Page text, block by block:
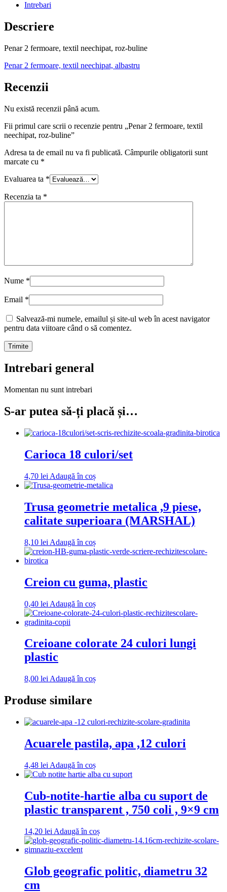
Intrebari
Descriere
Penar 2 fermoare, textil neechipat, roz-buline
Penar 2 fermoare, textil neechipat, albastru
Recenzii
Nu există recenzii până acum.
Fii primul care scrii o recenzie pentru „Penar 2 fermoare, textil
neechipat, roz-buline”
Adresa ta de email nu va fi publicată. Câmpurile obligatorii sunt
marcate cu *
Evaluarea ta *
Recenzia ta *
Nume *
Email *
Salvează-mi numele, emailul și site-ul web în acest navigator
pentru data viitoare când o să comentez.
Intrebari general
Momentan nu sunt intrebari
S-ar putea să-ți placă și…
Carioca 18 culori/set
4,70 lei Adaugă în coș
Trusa geometrie metalica ,9 piese,
calitate superioara (MARSHAL)
8,10 lei Adaugă în coș
Creion cu guma, plastic
0,40 lei Adaugă în coș
Creioane colorate 24 culori lungi
plastic
8,00 lei Adaugă în coș
Produse similare
Acuarele pastila, apa ,12 culori
4,48 lei Adaugă în coș
Cub-notite-hartie alba cu suport de
plastic transparent , 750 coli , 9×9 cm
14,20 lei Adaugă în coș
Glob geografic politic, diametru 32
cm